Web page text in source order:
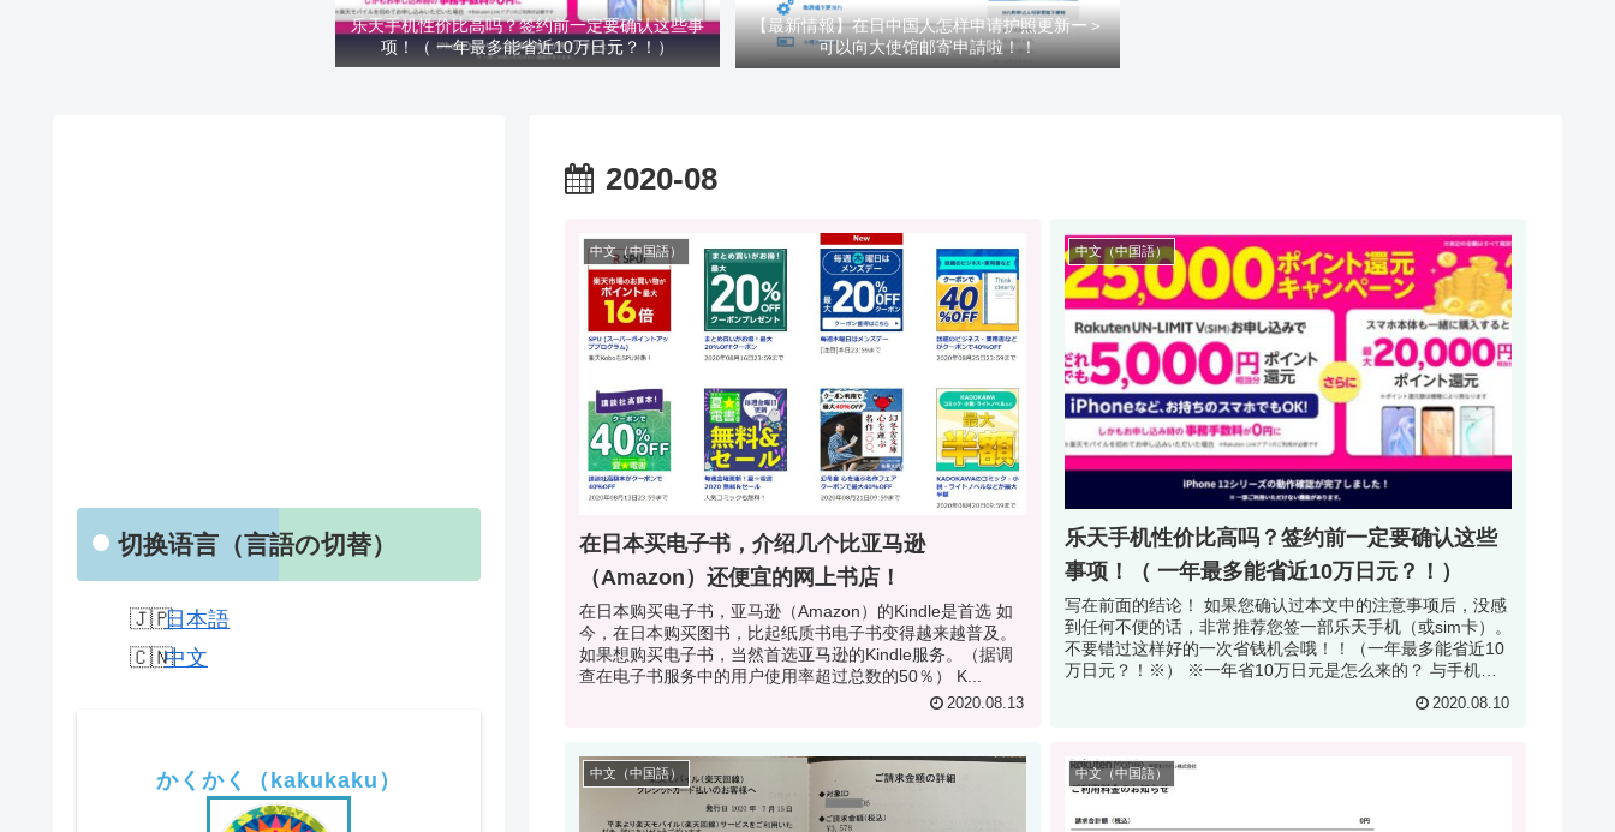
乐天手机性价比高吗？签约前一定要确认这些事
项！（ 一年最多能省近10万日元？！）
【最新情報】在日中国人怎样申请护照更新ー＞
可以向大使馆邮寄申請啦！！
2020-08
中文（中国語）
在日本买电子书，介绍几个比亚马逊
（Amazon）还便宜的网上书店！
在日本购买电子书，亚马逊（Amazon）的Kindle是首选 如
今，在日本购买图书，比起纸质书电子书变得越来越普及。
如果想购买电子书，当然首选亚马逊的Kindle服务。（据调
查在电子书服务中的用户使用率超过总数的50％） K...
2020.08.13
中文（中国語）
乐天手机性价比高吗？签约前一定要确认这些
事项！（ 一年最多能省近10万日元？！）
写在前面的结论！ 如果您确认过本文中的注意事项后，没感
到任何不便的话，非常推荐您签一部乐天手机（或sim卡）。
不要错过这样好的一次省钱机会哦！！（一年最多能省近10
万日元？！※） ※一年省10万日元是怎么来的？ 与手机运营
2020.08.10
中文（中国語） 中文（中国語）
切换语言（言語の切替）
日本語
中文
かくかく（kakukaku）